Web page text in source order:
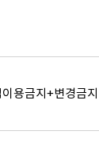
용금지+변경금지